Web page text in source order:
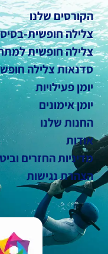
הקורסים שלנו
צלילה חופשית-
צלילה חופשית
סדנאות צלילה
יומן פעילויות
יומן אימונים
החנות שלנו
אודות
מדיניות החזרים
הצהרת נגישות